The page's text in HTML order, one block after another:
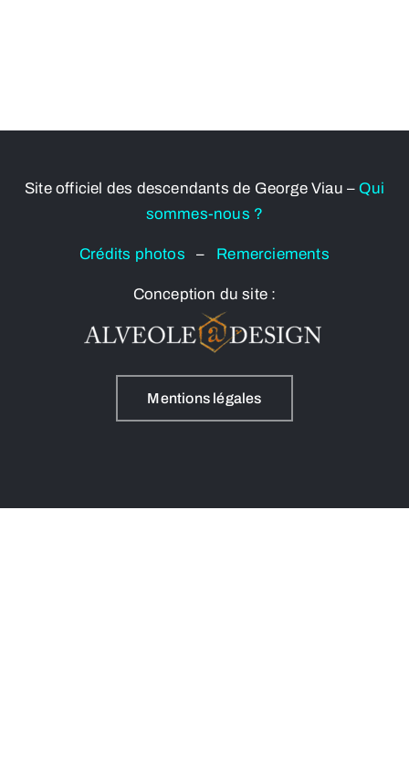
Site officiel des descendants de George Viau – Qui
sommes-nous ?
Crédits photos– Remerciements
Conception du site :
Mentions légales